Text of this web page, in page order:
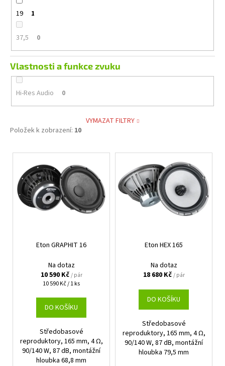
19 1
37,5 0
Vlastnosti a funkce zvuku
Hi-Res Audio 0
VYMAZAT FILTRY
Položek k zobrazení: 10
V
Eton GRAPHIT 16
Na dotaz
10 590 Kč/ pár
Měrná
10 590 Kč / 1 ks
DO KOŠÍKU
Středobasové
reproduktory, 165 mm, 4 Ω,
90/140 W, 87 dB, montážní
hloubka 68,8 mm
Eton HEX 165
Na dotaz
18 680 Kč/ pár
DO KOŠÍKU
Středobasové
reproduktory, 165 mm, 4 Ω,
90/140 W, 87 dB, montážní
hloubka 79,5 mm